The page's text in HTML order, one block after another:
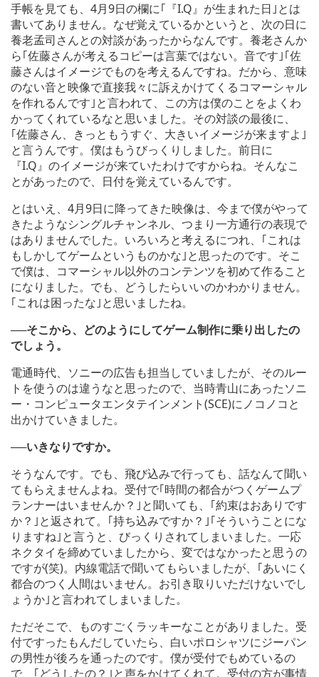
手帳を見ても、4月9日の欄に｢『I.Q』が生まれた日｣とは
書いてありません。なぜ覚えているかというと、次の日に
養老孟司さんとの対談があったからなんです。養老さんか
ら｢佐藤さんが考えるコピーは言葉ではない。音です｣｢佐
藤さんはイメージでものを考えるんですね。だから、意味
のない音と映像で直接我々に訴えかけてくるコマーシャル
を作れるんです｣と言われて、この方は僕のことをよくわ
かってくれているなと思いました。その対談の最後に、
｢佐藤さん、きっともうすぐ、大きいイメージが来ますよ｣
と言うんです。僕はもうびっくりしました。前日に
『I.Q』のイメージが来ていたわけですからね。そんなこ
とがあったので、日付を覚えているんです。
とはいえ、4月9日に降ってきた映像は、今まで僕がやって
きたようなシングルチャンネル、つまり一方通行の表現で
はありませんでした。いろいろと考えるにつれ、｢これは
もしかしてゲームというものかな｣と思ったのです。そこ
で僕は、コマーシャル以外のコンテンツを初めて作ること
になりました。でも、どうしたらいいのかわかりません。
｢これは困ったな｣と思いましたね。
──そこから、どのようにしてゲーム制作に乗り出したの
でしょう。
電通時代、ソニーの広告も担当していましたが、そのルー
トを使うのは違うなと思ったので、当時青山にあったソニ
ー・コンピュータエンタテインメント(SCE)にノコノコと
出かけていきました。
──いきなりですか。
そうなんです。でも、飛び込みで行っても、話なんて聞い
てもらえませんよね。受付で｢時間の都合がつくゲームプ
ランナーはいませんか？｣と聞いても、｢約束はおありです
か？｣と返されて。｢持ち込みですか？｣｢そういうことにな
りますね｣と言うと、びっくりされてしまいました。一応
ネクタイを締めていましたから、変ではなかったと思うの
ですが(笑)。内線電話で聞いてもらいましたが、｢あいにく
都合のつく人間はいません。お引き取りいただけないでし
ょうか｣と言われてしまいました。
ただそこで、ものすごくラッキーなことがありました。受
付ですったもんだしていたら、白いポロシャツにジーパン
の男性が後ろを通ったのです。僕が受付でもめているの
で、｢どうしたの？｣と声をかけてくれて。受付の方が事情